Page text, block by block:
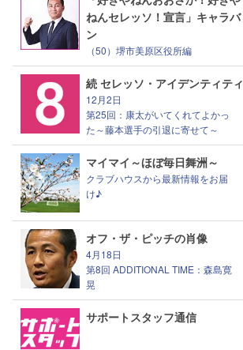
ねんセレッソ！宣言」キャラバ
ン
（50）堺市美原区役所編
続 セレッソ・アイデンティティ
12月2日
第25回：康太がいてくれてよかっ
た～藤本選手の引退に寄せて～
マイマイ～ほぼ毎日舞洲～
クラブハウスから最新情報をお届
け♪
オフ・ザ・ピッチの肖像
4月18日
第8回 ADDITIONAL TIME：森島寛
晃
サポートスタッフ通信